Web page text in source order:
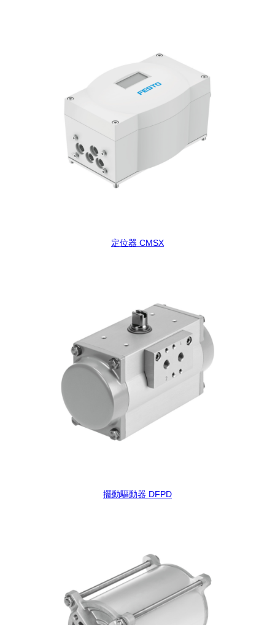
定位器 CMSX
擺動驅動器 DFPD